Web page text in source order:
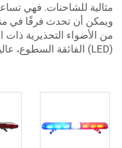
مثالية للشاحنات. فهي
ويمكن أن تحدث فرقًا في
من الأضواء التحذيرية ذات
(LED) الفائقة السطوع، عالية الجودة وسهلة الاستخدام.